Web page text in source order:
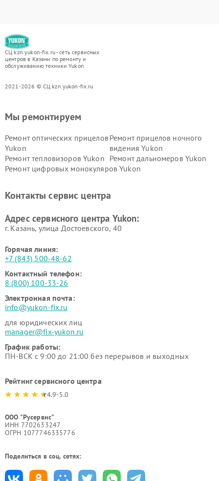
СЦ kzn.yukon-fix.ru - сеть сервисных
центров в Казани по ремонту и
обслуживанию техники Yukon
2021-2026 © СЦ kzn.yukon-fix.ru
Мы ремонтируем
Ремонт оптических прицелов
Yukon
Ремонт прицелов ночного
видения Yukon
Ремонт тепловизоров Yukon Ремонт дальномеров Yukon
Ремонт цифровых монокуляров Yukon
Контакты сервис центра
Адрес сервисного центра Yukon:
г. Казань, улица Достоевского, 40
Горячая линия:
+7 (843) 500-48-62
Контактный телефон:
8 (800) 100-33-26
Электронная почта:
info@yukon-fix.ru
для юридических лиц
manager@fix-yukon.ru
График работы:
ПН-ВСК с 9:00 до 21:00 без перерывов и выходных
Рейтинг сервисного центра
4.9-5.0
ООО "Русервис"
ИНН 7702633247
ОГРН 1077746335776
Поделиться в соц. сетях: